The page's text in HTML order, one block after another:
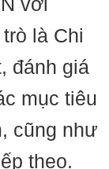
là Chi
đánh giá
mục tiêu
cũng như
theo.